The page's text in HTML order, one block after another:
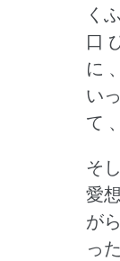
く
口
に
い
て
そ
愛
が
っ